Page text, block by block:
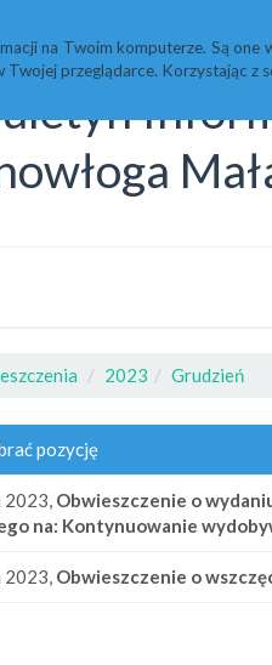
na Twoim komputerze. Są
przeglądarce. Korzystając z
2023 Grudzień
pozycję
2023, Obwieszczenie o
na: Kontynuowanie
2023, Obwieszczenie o